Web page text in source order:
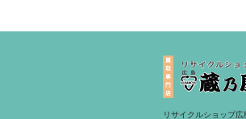
リサイクルショップ広